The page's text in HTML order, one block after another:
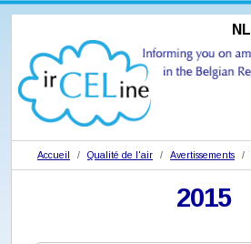
NL
Accueil Qualité de l'air Avertissements
2015